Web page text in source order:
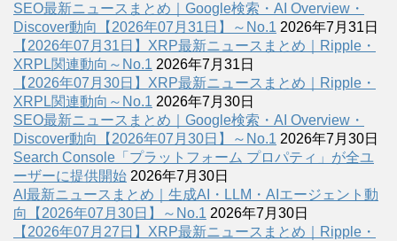
SEO最新ニュースまとめ｜Google検索・AI Overview・
Discover動向【2026年07月31日】～No.1 2026年7月31日
【2026年07月31日】XRP最新ニュースまとめ｜Ripple・
XRPL関連動向～No.1 2026年7月31日
【2026年07月30日】XRP最新ニュースまとめ｜Ripple・
XRPL関連動向～No.1 2026年7月30日
SEO最新ニュースまとめ｜Google検索・AI Overview・
Discover動向【2026年07月30日】～No.1 2026年7月30日
Search Console「プラットフォーム プロパティ」が全ユ
ーザーに提供開始 2026年7月30日
AI最新ニュースまとめ｜生成AI・LLM・AIエージェント動
向【2026年07月30日】～No.1 2026年7月30日
【2026年07月27日】XRP最新ニュースまとめ｜Ripple・